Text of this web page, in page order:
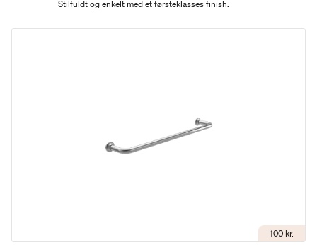
Stilfuldt og enkelt med et førsteklasses finish.
100 kr.